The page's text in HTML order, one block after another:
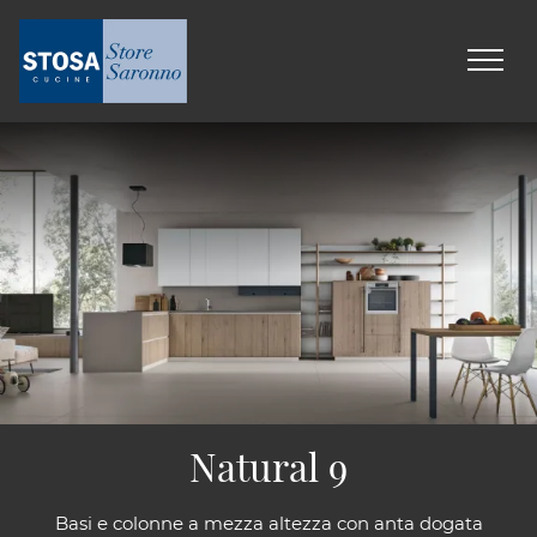
Basi e colonne a mezza altezza con anta dogata
Natural 9